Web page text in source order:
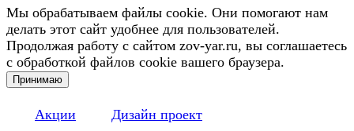
Мы обрабатываем файлы cookie. Они помогают нам
делать этот сайт удобнее для пользователей.
Продолжая работу с сайтом zov-yar.ru, вы соглашаетесь
с обработкой файлов cookie вашего браузера.
Принимаю
Акции Дизайн проект